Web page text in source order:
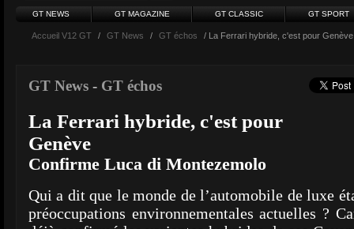
GT NEWS GT MAGAZINE GT CLASSIC GT SPORT
Accueil V12 GT / GT News / GT échos / La Ferrari hybride, c'est pour Genève
GT News - GT échos
La Ferrari hybride, c'est pour
Genève
Confirme Luca di Montezemolo
Qui a dit que le monde de l’automobile de luxe
préoccupations environnementales actuelles ?